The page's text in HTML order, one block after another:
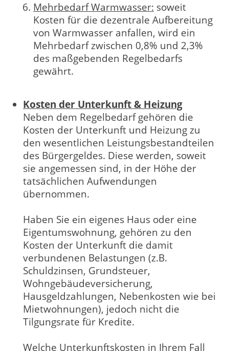
Mehrbedarf Warmwasser: soweit
Kosten für die dezentrale Aufbereitung
von Warmwasser anfallen, wird ein
Mehrbedarf zwischen 0,8% und 2,3%
des maßgebenden Regelbedarfs
gewährt.
Kosten der Unterkunft & Heizung
Neben dem Regelbedarf gehören die
Kosten der Unterkunft und Heizung zu
den wesentlichen Leistungsbestandteilen
des Bürgergeldes. Diese werden, soweit
sie angemessen sind, in der Höhe der
tatsächlichen Aufwendungen
übernommen.
Haben Sie ein eigenes Haus oder eine
Eigentumswohnung, gehören zu den
Kosten der Unterkunft die damit
verbundenen Belastungen (z.B.
Schuldzinsen, Grundsteuer,
Wohngebäudeversicherung,
Hausgeldzahlungen, Nebenkosten wie bei
Mietwohnungen), jedoch nicht die
Tilgungsrate für Kredite.
Welche Unterkunftskosten in Ihrem Fall